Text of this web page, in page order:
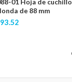
01 Hoja de cuchillo
de 88 mm